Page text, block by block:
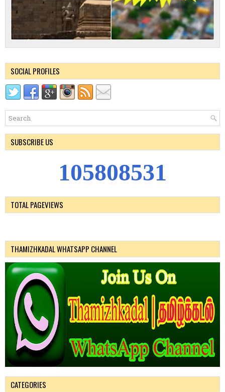
SOCIAL PROFILES
SUBSCRIBE US
105808531
TOTAL PAGEVIEWS
THAMIZHKADAL WHATSAPP CHANNEL
CATEGORIES